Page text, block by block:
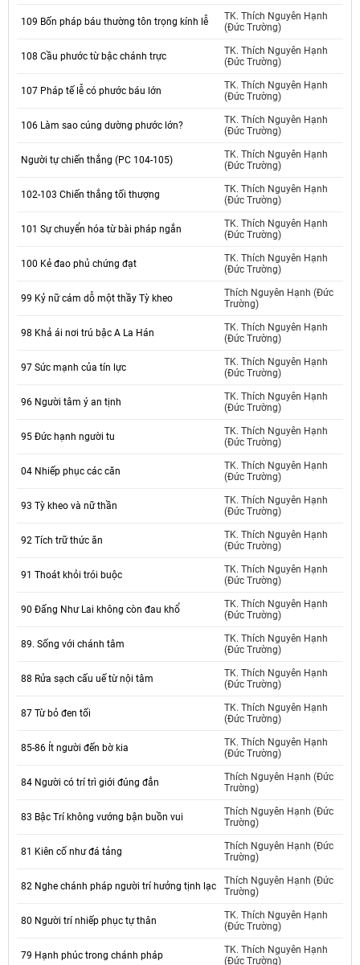
109 Bốn pháp báu thường tôn trọng kính lễ
TK. Thích Nguyên Hạnh
(Đức Trường)
108 Cầu phước từ bậc chánh trực
TK. Thích Nguyên Hạnh
(Đức Trường)
107 Pháp tế lễ có phước báu lớn
TK. Thích Nguyên Hạnh
(Đức Trường)
106 Làm sao cúng dường phước lớn?
TK. Thích Nguyên Hạnh
(Đức Trường)
Người tự chiến thắng (PC 104-105)
TK. Thích Nguyên Hạnh
(Đức Trường)
102-103 Chiến thắng tối thượng
TK. Thích Nguyên Hạnh
(Đức Trường)
101 Sự chuyển hóa từ bài pháp ngắn
TK. Thích Nguyên Hạnh
(Đức Trường)
100 Kẻ đao phủ chứng đạt
TK. Thích Nguyên Hạnh
(Đức Trường)
99 Kỷ nữ cám dỗ một thầy Tỳ kheo
Thích Nguyên Hạnh (Đức
Trường)
98 Khả ái nơi trú bậc A La Hán
TK. Thích Nguyên Hạnh
(Đức Trường)
97 Sức mạnh của tín lực
TK. Thích Nguyên Hạnh
(Đức Trường)
96 Người tâm ý an tịnh
TK. Thích Nguyên Hạnh
(Đức Trường)
95 Đức hạnh người tu
TK. Thích Nguyên Hạnh
(Đức Trường)
04 Nhiếp phục các căn
TK. Thích Nguyên Hạnh
(Đức Trường)
93 Tỳ kheo và nữ thần
TK. Thích Nguyên Hạnh
(Đức Trường)
92 Tích trữ thức ăn
TK. Thích Nguyên Hạnh
(Đức Trường)
91 Thoát khỏi trói buộc
TK. Thích Nguyên Hạnh
(Đức Trường)
90 Đấng Như Lai không còn đau khổ
TK. Thích Nguyên Hạnh
(Đức Trường)
89. Sống với chánh tâm
TK. Thích Nguyên Hạnh
(Đức Trường)
88 Rửa sạch cấu uế từ nội tâm
TK. Thích Nguyên Hạnh
(Đức Trường)
87 Từ bỏ đen tối
TK. Thích Nguyên Hạnh
(Đức Trường)
85-86 Ít người đến bờ kia
TK. Thích Nguyên Hạnh
(Đức Trường)
84 Người có trí trì giới đúng đắn
Thích Nguyên Hạnh (Đức
Trường)
83 Bậc Trí không vướng bận buồn vui
Thích Nguyên Hạnh (Đức
Trường)
81 Kiên cố như đá tảng
Thích Nguyên Hạnh (Đức
Trường)
82 Nghe chánh pháp người trí hưởng tịnh lạc
Thích Nguyên Hạnh (Đức
Trường)
80 Người trí nhiếp phục tự thân
TK. Thích Nguyên Hạnh
(Đức Trường)
79 Hạnh phúc trong chánh pháp
TK. Thích Nguyên Hạnh
(Đức Trường)